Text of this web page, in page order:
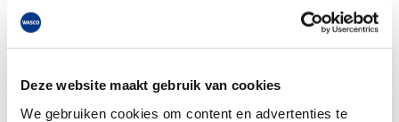
Deze website maakt gebruik van cookies
We gebruiken cookies om content en advertenties te